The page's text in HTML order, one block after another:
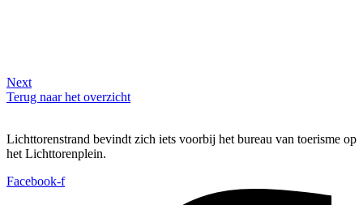
Next
Terug naar het overzicht
Lichttorenstrand bevindt zich iets voorbij het bureau van toerisme op
het Lichttorenplein.
Facebook-f